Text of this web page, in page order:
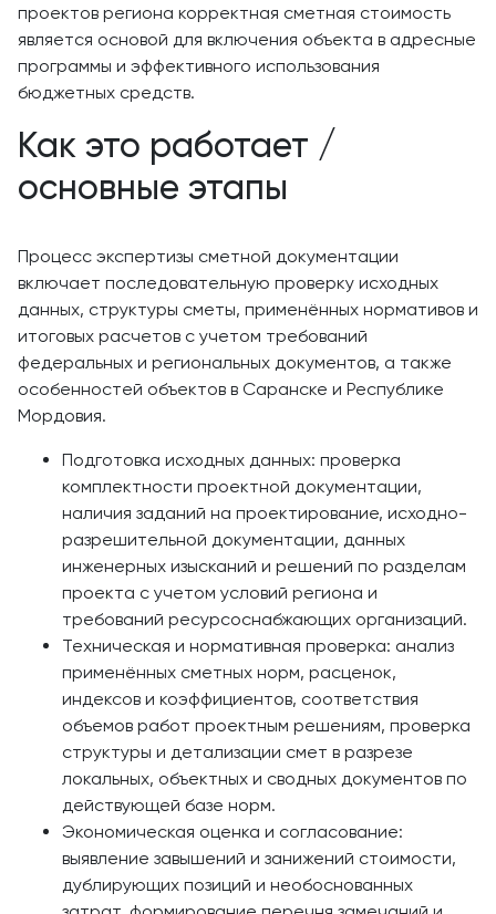
проектов региона корректная сметная стоимость
является основой для включения объекта в адресные
программы и эффективного использования
бюджетных средств.
Как это работает /
основные этапы
Процесс экспертизы сметной документации
включает последовательную проверку исходных
данных, структуры сметы, применённых нормативов и
итоговых расчетов с учетом требований
федеральных и региональных документов, а также
особенностей объектов в Саранске и Республике
Мордовия.
Подготовка исходных данных: проверка
комплектности проектной документации,
наличия заданий на проектирование, исходно-
разрешительной документации, данных
инженерных изысканий и решений по разделам
проекта с учетом условий региона и
требований ресурсоснабжающих организаций.
Техническая и нормативная проверка: анализ
применённых сметных норм, расценок,
индексов и коэффициентов, соответствия
объемов работ проектным решениям, проверка
структуры и детализации смет в разрезе
локальных, объектных и сводных документов по
действующей базе норм.
Экономическая оценка и согласование:
выявление завышений и занижений стоимости,
дублирующих позиций и необоснованных